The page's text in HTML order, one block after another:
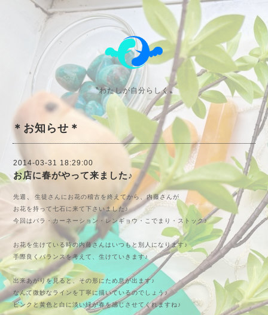
〝わたしが自分らしく〟
＊お知らせ＊
2014-03-31 18:29:00
お店に春がやって来ました♪
先週 、
生徒さんにお花の稽古を終えてから、内藤さんが
お花を持って七石に来て下さいました♪
今回はバラ・カーネーション・レンギョウ・こでまり・ストック♪
お花を生けている時の内藤さんはいつもと別人になります♪
手際良くバランスを考えて、生けていきます♪
出来あがりを見ると、その形にため息が出ます♪
なんて微妙なラインを丁寧に描いているのでしょう♪
ピンクと黄色と白に淡い緑が春を感じさせてくれますね♪